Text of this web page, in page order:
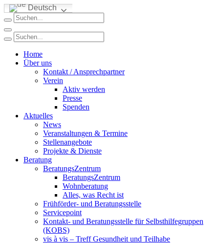
Deutsch
Home
Über uns
Kontakt / Ansprechpartner
Verein
Aktiv werden
Presse
Spenden
Aktuelles
News
Veranstaltungen & Termine
Stellenangebote
Projekte & Dienste
Beratung
BeratungsZentrum
BeratungsZentrum
Wohnberatung
Alles, was Recht ist
Frühförder- und Beratungsstelle
Servicepoint
Kontakt- und Beratungsstelle für Selbsthilfegruppen
(KOBS)
vis à vis – Treff Gesundheit und Teilhabe